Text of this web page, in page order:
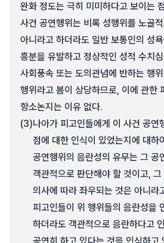
완화 정도는 극히 미미하다고 보이는
사건 공연행위는 비록 성행위를 노골
아니라고 하더라도 일반 보통인의 성
흥분을 유발하고 정상적인 성적 수치
사회풍속 또는 도의관념에 반하는 행
행위라고 봄이 상당하므로, 이에 관한
항소논지는 이유 없다.
(3)나아가 피고인들에게 이 사건 공연
점에 대한 인식이 있었는지에 대하
공연행위의 음란성의 유무는 그 공
객관적으로 판단해야 할 것이고,
의사에 따라 좌우되는 것은 아니라
피고인들이 위 행위들의 음란성을
하더라도 객관적으로 음란하다고